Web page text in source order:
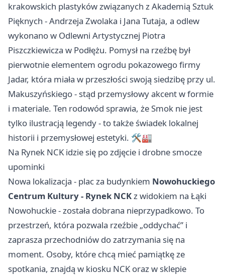
krakowskich plastyków związanych z Akademią Sztuk
Pięknych - Andrzeja Zwolaka i Jana Tutaja, a odlew
wykonano w Odlewni Artystycznej Piotra
Piszczkiewicza w Podłężu. Pomysł na rzeźbę był
pierwotnie elementem ogrodu pokazowego firmy
Jadar, która miała w przeszłości swoją siedzibę przy ul.
Makuszyńskiego - stąd przemysłowy akcent w formie
i materiale. Ten rodowód sprawia, że Smok nie jest
tylko ilustracją legendy - to także świadek lokalnej
historii i przemysłowej estetyki. 🛠️🏭
Na Rynek NCK idzie się po zdjęcie i drobne smocze
upominki
Nowa lokalizacja - plac za budynkiem Nowohuckiego
Centrum Kultury - Rynek NCKz widokiem na Łąki
Nowohuckie - została dobrana nieprzypadkowo. To
przestrzeń, która pozwala rzeźbie „oddychać” i
zaprasza przechodniów do zatrzymania się na
moment. Osoby, które chcą mieć pamiątkę ze
spotkania, znajdą w kiosku NCK oraz w sklepie